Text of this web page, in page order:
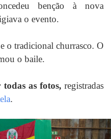
benção à nova
o evento.
o tradicional churrasco. O
o baile.
as fotos, registradas
.